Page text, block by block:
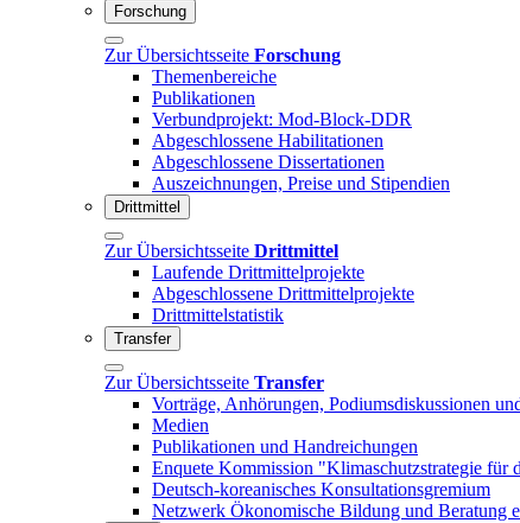
Forschung
Zur Übersichtsseite Forschung
Themenbereiche
Publikationen
Verbundprojekt: Mod-Block-DDR
Abgeschlossene Habilitationen
Abgeschlossene Dissertationen
Auszeichnungen, Preise und Stipendien
Drittmittel
Zur Übersichtsseite Drittmittel
Laufende Drittmittelprojekte
Abgeschlossene Drittmittelprojekte
Drittmittelstatistik
Transfer
Zur Übersichtsseite Transfer
Vorträge, Anhörungen, Podiumsdiskussionen
Medien
Publikationen und Handreichungen
Enquete Kommission "Klimaschutzstrategie für
Deutsch-koreanisches Konsultationsgremium
Netzwerk Ökonomische Bildung und Beratung